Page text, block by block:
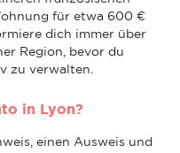
für etwa 600 €
dich immer über
Region, bevor du
zu verwalten.
in Lyon?
einen Ausweis und